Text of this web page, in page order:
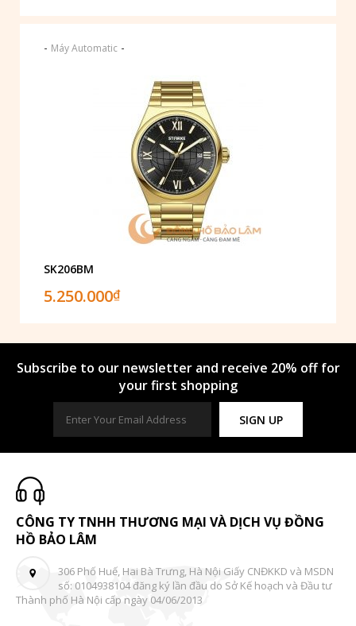
- Máy Automatic -
SK206BM
5.250.000₫
Subscribe to our newsletter and receive 20% off for
your first shopping
SIGN UP
CÔNG TY TNHH THƯƠNG MẠI VÀ DỊCH VỤ ĐỒNG
HỒ BẢO LÂM
306 Phố Huế, Hai Bà Trưng, Hà Nội Giấy CNĐKKD và MSDN
số: 0104938104 đăng ký lần đầu do Sở Kế hoạch và Đầu tư
Thành phố Hà Nội cấp ngày 04/06/2013